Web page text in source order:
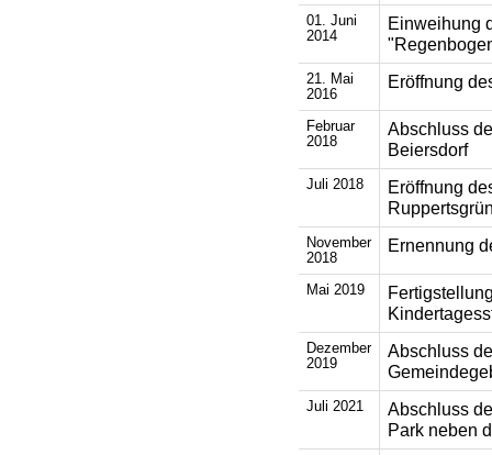
01. Juni
2014
Einweihung
21. Mai
2016
Eröffnung
Februar
2018
Abschluss
Beiersdorf
Juli 2018
Eröffnung
November
2018
Ernennung
Mai 2019
Dezember
2019
Abschluss
Juli 2021
Abschluss
Park neben